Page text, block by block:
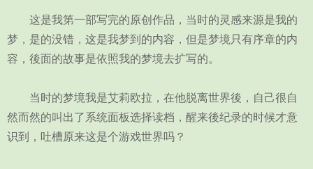
这是我第一部写完的原创作品，当时的灵感来源是我的
梦，是的没错，这是我梦到的内容，但是梦境只有序章的内
容，後面的故事是依照我的梦境去扩写的。
当时的梦境我是艾莉欧拉，在他脱离世界後，自己很自
然而然的叫出了系统面板选择读档，醒来後纪录的时候才意
识到，吐槽原来这是个游戏世界吗？